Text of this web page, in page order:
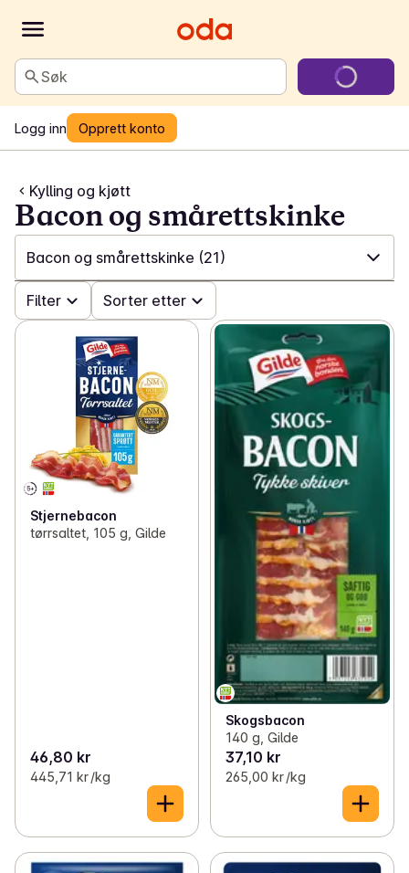
Søk
Logg inn Opprett konto
Kylling og kjøtt
Bacon og smårettskinke
Bacon og smårettskinke (21)
✓ Alle (342)
Kylling, kalkun og and
(54)
Storfe og kalv (43)
✓ Lam og vilt (11)
✓ Bacon og smårettskinke
✓ Kjøttdeig og karbonadedeig
Filter Sorter etter
Stjernebacon
tørrsaltet, 105 g, Gilde
46,80 kr
445,71 kr /kg
Skogsbacon
140 g, Gilde
37,10 kr
265,00 kr /kg